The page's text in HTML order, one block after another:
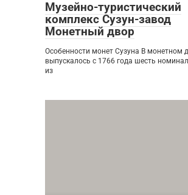
Музейно-туристический
комплекс Сузун-завод
Монетный двор
Особенности монет Сузуна В монетном
выпускалось с 1766 года шесть
из